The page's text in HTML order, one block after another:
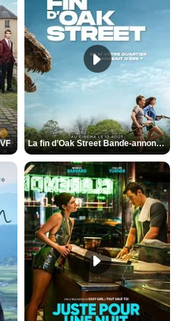
La fin d’Oak Street Bande-annonce VO STFR